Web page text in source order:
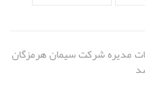
مدیره شرکت سیمان هرمزگان